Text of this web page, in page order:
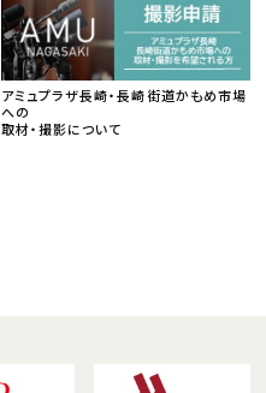
アミュプラザ長崎・長崎街道かもめ市場
への
取材・撮影について